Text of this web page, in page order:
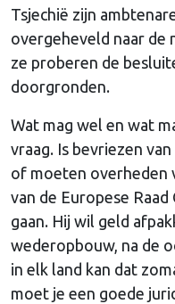
Tsjechië zijn
overgeheveld naar de
ze proberen de
doorgronden.
Wat mag wel en wat
vraag. Is bevriezen
of moeten overheden
van de Europese
gaan. Hij wil geld
wederopbouw, na de
in elk land kan dat
moet je een goede